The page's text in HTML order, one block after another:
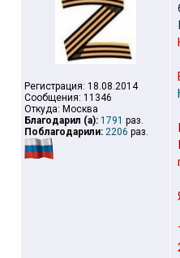
Регистрация: 18.08.2014
Сообщения: 11346
Откуда: Москва
Благодарил (а): 1791 раз.
Поблагодарили: 2206 раз.